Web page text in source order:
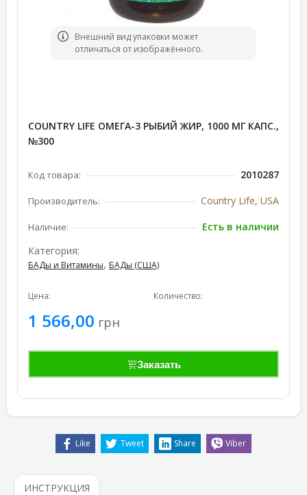
Bнешний вид упаковки может
отличаться от изображённого.
COUNTRY LIFE ОМЕГА-3 РЫБИЙ ЖИР, 1000 МГ КАПС.,
№300
Код товара: 2010287
Производитель: Country Life, USA
Наличие:
Есть в наличии
Категория:
БАДы и Витамины, БАДы (США)
Цена:
1 566,00 грн
Количество:
Заказать
Like Tweet Share Viber
ИНСТРУКЦИЯ